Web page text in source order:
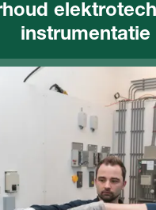
instrumentatie